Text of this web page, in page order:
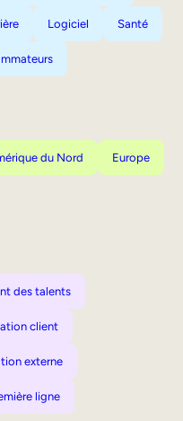
Logiciel Santé
du Nord Europe
des talents
client
externe
ligne